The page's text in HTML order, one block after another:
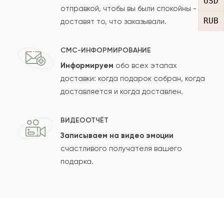
RUB
Сколько будет
Отзыв будет опубликован после проверки.
Проверяем на спам.
отправкой, чтобы вы были спокойны -
доставят то, что заказывали.
СМС-ИНФОРМИРОВАНИЕ
Информируем обо всех этапах
доставки: когда подарок собран, когда
доставляется и когда доставлен.
ВИДЕООТЧЁТ
Записываем на видео эмоции
счастливого получателя вашего
подарка.